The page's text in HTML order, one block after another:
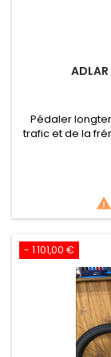
ADLAR
Pédaler
trafic et de la
tout le
quand le
instant.

- 1 101,00 €